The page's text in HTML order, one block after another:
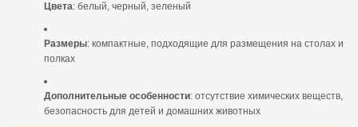
Цвета: белый, черный, зеленый
Размеры: компактные, подходящие для размещения на столах и
полках
Дополнительные особенности: отсутствие химических веществ,
безопасность для детей и домашних животных